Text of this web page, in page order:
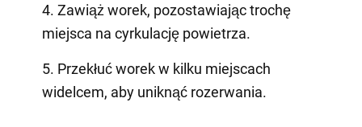
4. Zawiąż worek, pozostawiając trochę
miejsca na cyrkulację powietrza.
5. Przekłuć worek w kilku miejscach
widelcem, aby uniknąć rozerwania.